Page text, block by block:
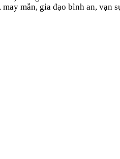
mắn, gia đạo bình an, vạn